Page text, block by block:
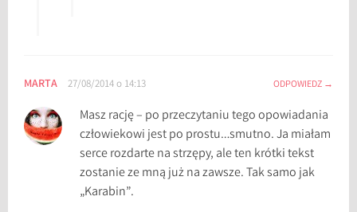
MARTA 27/08/2014 o 14:13 ODPOWIEDZ
Masz rację – po przeczytaniu tego opowiadania
człowiekowi jest po prostu…smutno. Ja miałam
serce rozdarte na strzępy, ale ten krótki tekst
zostanie ze mną już na zawsze. Tak samo jak
„Karabin”.